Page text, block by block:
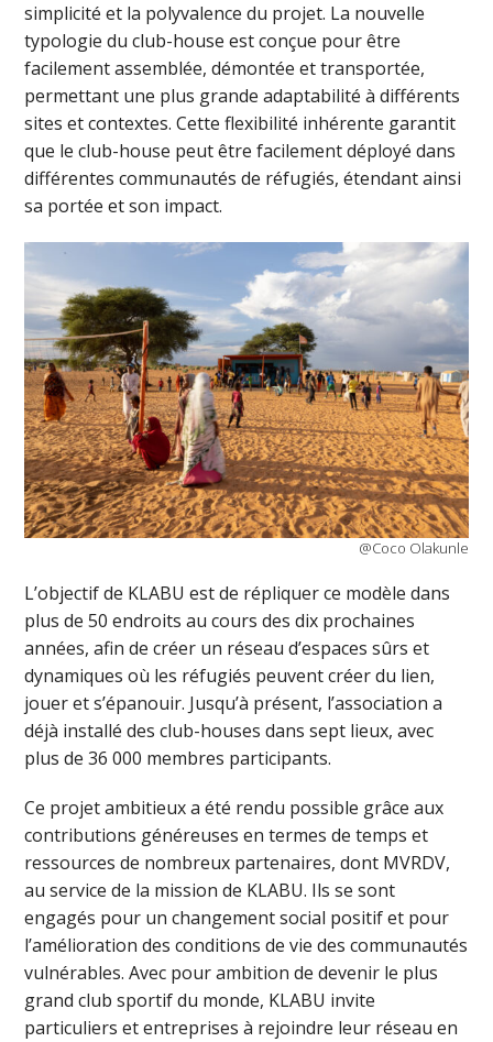
simplicité et la polyvalence du projet. La nouvelle
typologie du club-house est conçue pour être
facilement assemblée, démontée et transportée,
permettant une plus grande adaptabilité à différents
sites et contextes. Cette flexibilité inhérente garantit
que le club-house peut être facilement déployé dans
différentes communautés de réfugiés, étendant ainsi
sa portée et son impact.
@Coco Olakunle
L’objectif de KLABU est de répliquer ce modèle dans
plus de 50 endroits au cours des dix prochaines
années, afin de créer un réseau d’espaces sûrs et
dynamiques où les réfugiés peuvent créer du lien,
jouer et s’épanouir. Jusqu’à présent, l’association a
déjà installé des club-houses dans sept lieux, avec
plus de 36 000 membres participants.
Ce projet ambitieux a été rendu possible grâce aux
contributions généreuses en termes de temps et
ressources de nombreux partenaires, dont MVRDV,
au service de la mission de KLABU. Ils se sont
engagés pour un changement social positif et pour
l’amélioration des conditions de vie des communautés
vulnérables. Avec pour ambition de devenir le plus
grand club sportif du monde, KLABU invite
particuliers et entreprises à rejoindre leur réseau en